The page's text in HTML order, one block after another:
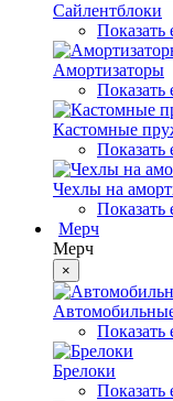
Сайлентблоки
Показать
Амортизаторы
Показать
Кастомные
Показать
Чехлы на
Показать
Мерч
Мерч
×
Показать
Брелоки
Показать